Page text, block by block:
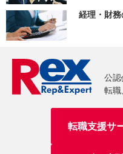
経理・財
転職支援サ